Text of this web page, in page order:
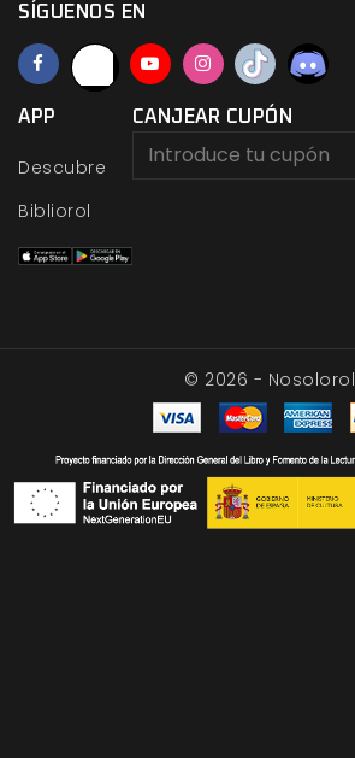
SÍGUENOS EN
APP
Descubre
Bibliorol
CANJEAR CUPÓN
© 2026 - Nosolorol